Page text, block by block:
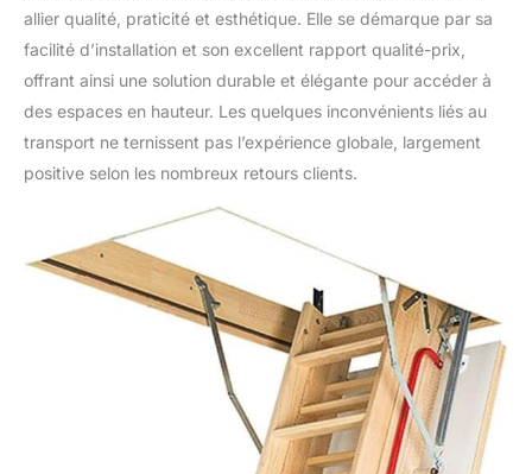
allier qualité, praticité et esthétique. Elle se démarque par sa
facilité d’installation et son excellent rapport qualité-prix,
offrant ainsi une solution durable et élégante pour accéder à
des espaces en hauteur. Les quelques inconvénients liés au
transport ne ternissent pas l’expérience globale, largement
positive selon les nombreux retours clients.